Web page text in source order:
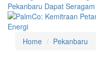
Home Pekanbaru